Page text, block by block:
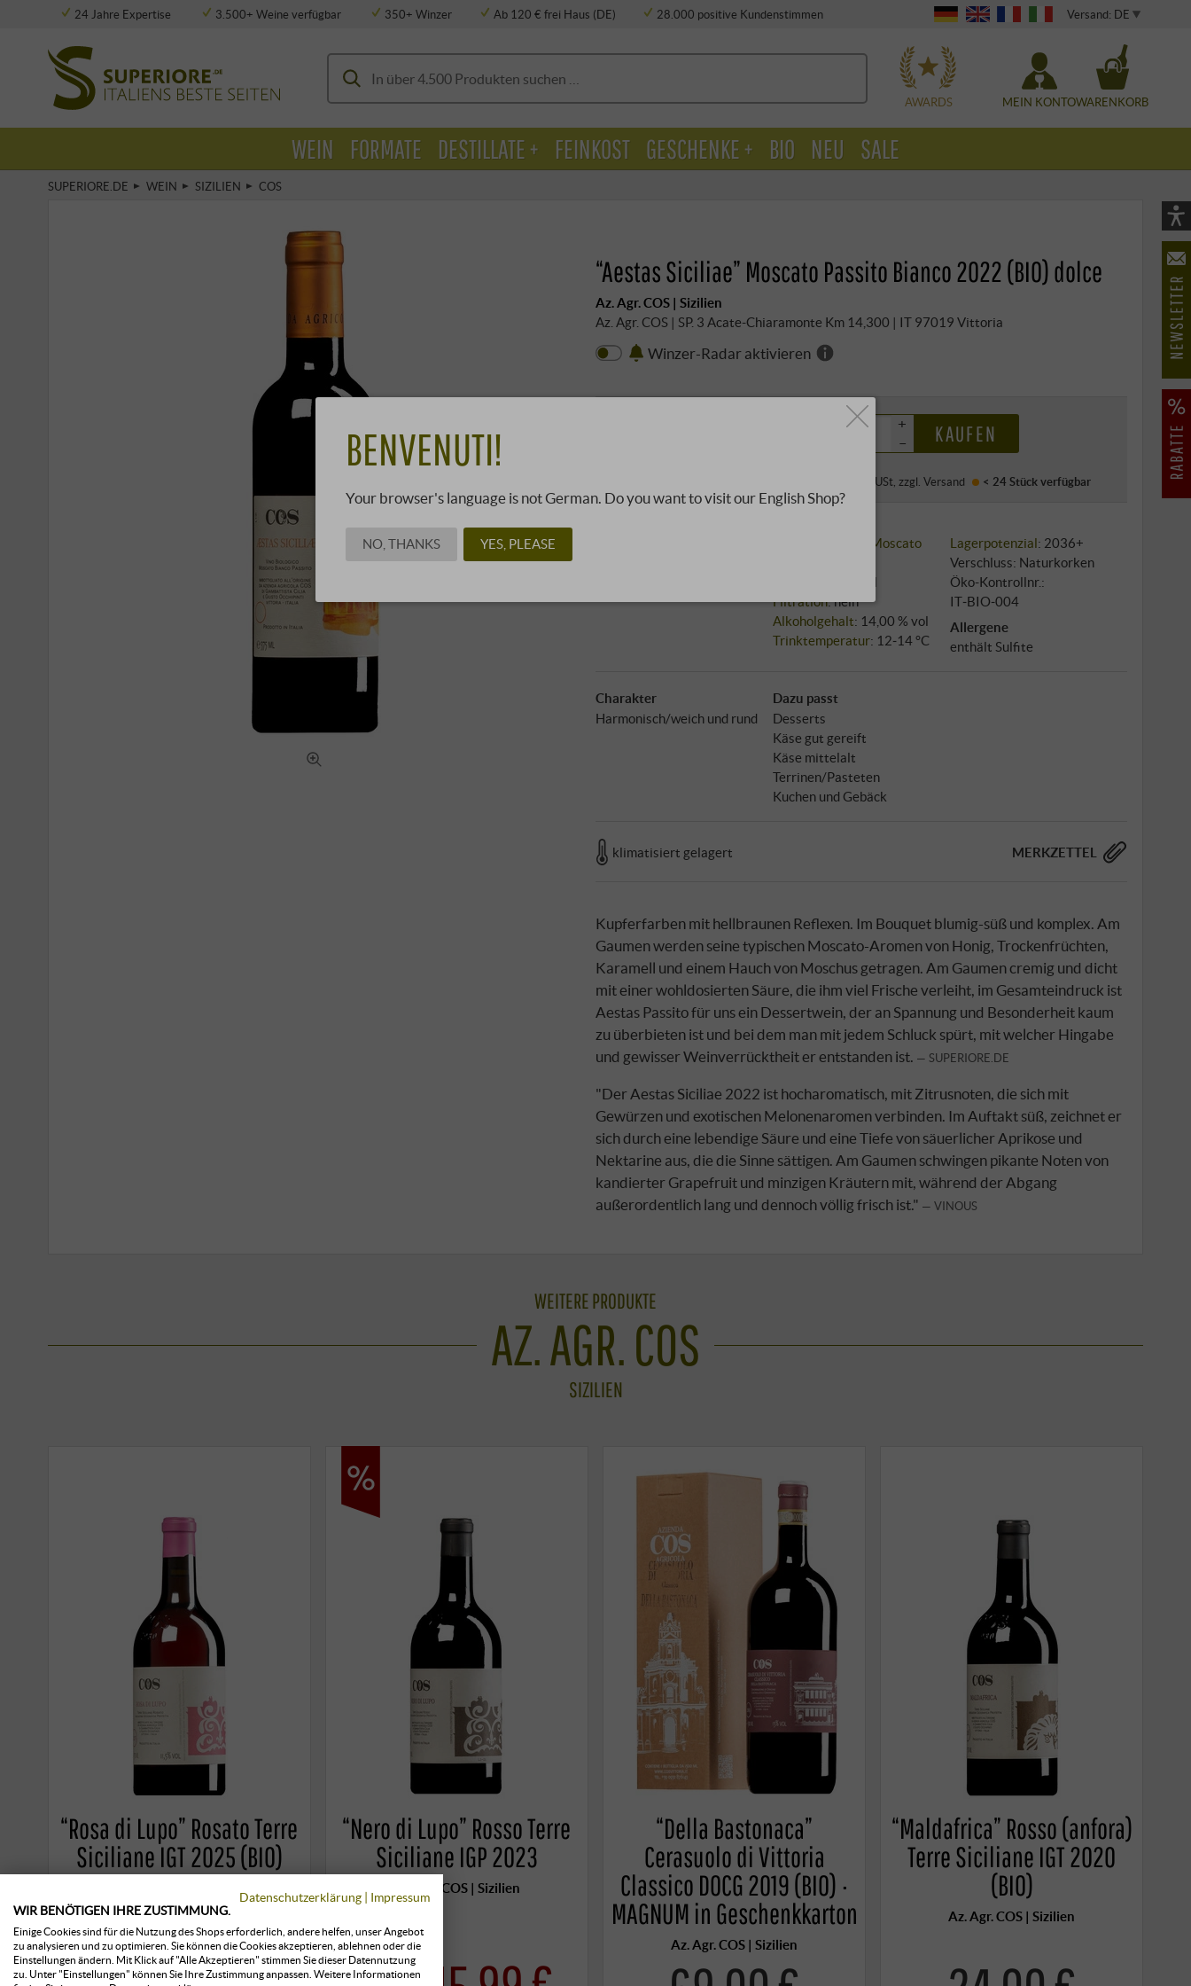
24 Jahre Expertise 3.500+ Weine verfügbar 350+ Winzer Ab 120 € frei Haus (DE)
28.000 positive Kundenstimmen
WÄHLEN Versand: DE
AWARDS MEIN KONTOWARENKORB
SUPERIORE.DE WEIN SIZILIEN COS
“Aestas Siciliae” Moscato Passito Bianco 2022 (BIO) dolce
Az. Agr. COS | Sizilien
Az. Agr. COS | SP. 3 Acate-Chiaramonte Km 14,300 | IT 97019 Vittoria
Winzer-Radar aktivieren
+
–
KAUFEN
inkl. USt , zzgl.Versand < 24 Stückverfügbar
Moscato
Ausbau: Edelstahl
Filtration: nein
Alkoholgehalt: 14,00 % vol
Trinktemperatur: 12‑14 °C
Lagerpotenzial: 2036+
Verschluss: Naturkorken
Öko-Kontrollnr.:
IT‑BIO‑004
Allergene
enthält Sulfite
Charakter
Harmonisch/weich und rund
Dazu passt
Desserts
Käse gut gereift
Käse mittelalt
Terrinen/Pasteten
Kuchen und Gebäck
klimatisiert gelagert MERKZETTEL
Kupferfarben mit hellbraunen Reflexen. Im Bouquet blumig-süß und komplex. Am
Gaumen werden seine typischen Moscato-Aromen von Honig, Trockenfrüchten,
Karamell und einem Hauch von Moschus getragen. Am Gaumen cremig und dicht
mit einer wohldosierten Säure, die ihm viel Frische verleiht, im Gesamteindruck ist
Aestas Passito für uns ein Dessertwein, der an Spannung und Besonderheit kaum
zu überbieten ist und bei dem man mit jedem Schluck spürt, mit welcher Hingabe
und gewisser Weinverrücktheit er entstanden ist.
SUPERIORE.DE
"Der Aestas Siciliae 2022 ist hocharomatisch, mit Zitrusnoten, die sich mit
Gewürzen und exotischen Melonenaromen verbinden. Im Auftakt süß, zeichnet er
sich durch eine lebendige Säure und eine Tiefe von säuerlicher Aprikose und
Nektarine aus, die die Sinne sättigen. Am Gaumen schwingen pikante Noten von
kandierter Grapefruit und minzigen Kräutern mit, während der Abgang
außerordentlich lang und dennoch völlig frisch ist."
VINOUS
WEITERE PRODUKTE
AZ. AGR. COS
SIZILIEN
“Rosa di Lupo” Rosato Terre
Siciliane IGT 2025 (BIO)
“Nero di Lupo” Rosso Terre
Siciliane IGP 2023
Az. Agr. COS | Sizilien
“Della Bastonaca”
Cerasuolo di Vittoria
Classico DOCG 2019 (BIO) ·
MAGNUM in Geschenkkarton
Az. Agr. COS | Sizilien
“Maldafrica” Rosso (anfora)
Terre Siciliane IGT 2020
(BIO)
Az. Agr. COS | Sizilien
WEIN FORMATE DESTILLATE + FEINKOST GESCHENKE + BIO NEU SALE
BENVENUTI!
Your browser's language is not German. Do you want to visit our English Shop?
NO, THANKS YES, PLEASE
Datenschutzerklärung | Impressum
WIR BENÖTIGEN IHRE ZUSTIMMUNG.
Einige Cookies sind für die Nutzung des Shops erforderlich, andere helfen, unser Angebot
zu analysieren und zu optimieren. Sie können die Cookies akzeptieren, ablehnen oder die
Einstellungen ändern. Mit Klick auf "Alle Akzeptieren" stimmen Sie dieser Datennutzung
zu. Unter "Einstellungen" können Sie Ihre Zustimmung anpassen. Weitere Informationen